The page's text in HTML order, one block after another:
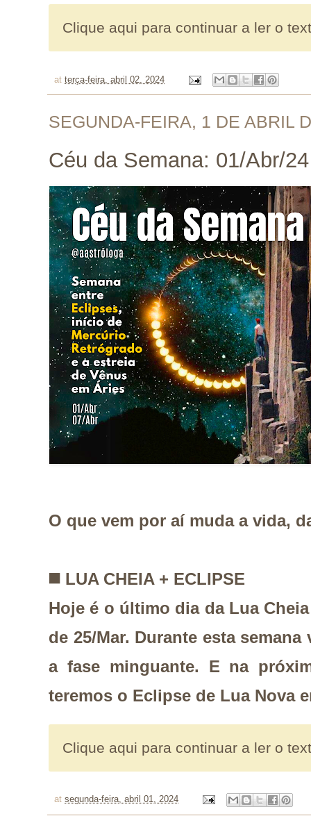
Clique aqui para continuar a ler o
at terça-feira, abril 02, 2024
SEGUNDA-FEIRA, 1 DE ABRIL
Céu da Semana: 01/Abr/
O que vem por aí muda a vida,
◼️ LUA CHEIA + ECLIPSE
Hoje é o último dia da Lua
de 25/Mar. Durante esta
a fase minguante. E na
teremos o Eclipse de Lua Nova
Clique aqui para continuar a ler o
at segunda-feira, abril 01, 2024